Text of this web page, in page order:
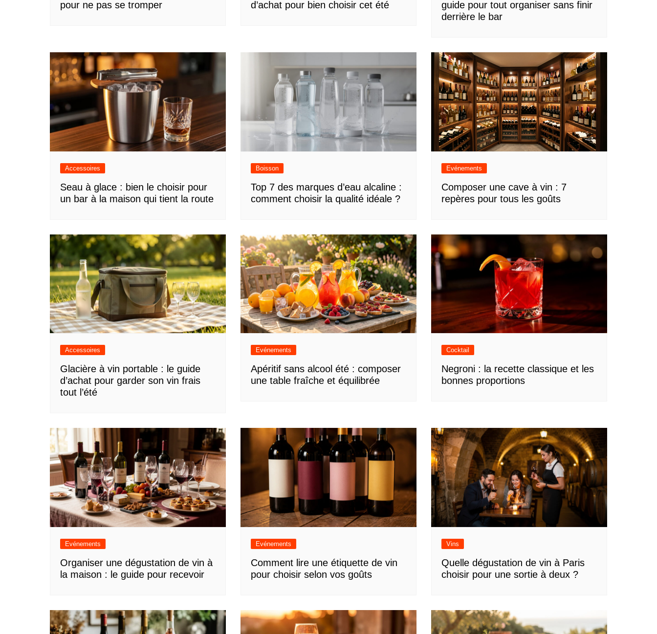
pour ne pas se tromper
d’achat pour bien choisir cet été
guide pour tout organiser sans finir
derrière le bar
Accessoires
Seau à glace : bien le choisir pour
un bar à la maison qui tient la route
Boisson
Top 7 des marques d’eau alcaline :
comment choisir la qualité idéale ?
Evénements
Composer une cave à vin : 7
repères pour tous les goûts
Accessoires
Glacière à vin portable : le guide
d’achat pour garder son vin frais
tout l’été
Evénements
Apéritif sans alcool été : composer
une table fraîche et équilibrée
Cocktail
Negroni : la recette classique et les
bonnes proportions
Evénements
Organiser une dégustation de vin à
la maison : le guide pour recevoir
Evénements
Comment lire une étiquette de vin
pour choisir selon vos goûts
Vins
Quelle dégustation de vin à Paris
choisir pour une sortie à deux ?